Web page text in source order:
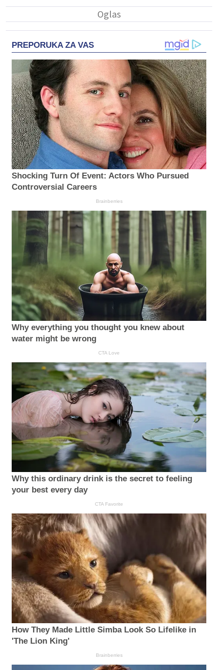
PREPORUKA ZA VAS
Shocking Turn Of Event: Actors Who Pursued
Controversial Careers
Brainberries
Why everything you thought you knew about
water might be wrong
CTA Love
Why this ordinary drink is the secret to feeling
your best every day
CTA Favorite
How They Made Little Simba Look So Lifelike in
'The Lion King'
Brainberries